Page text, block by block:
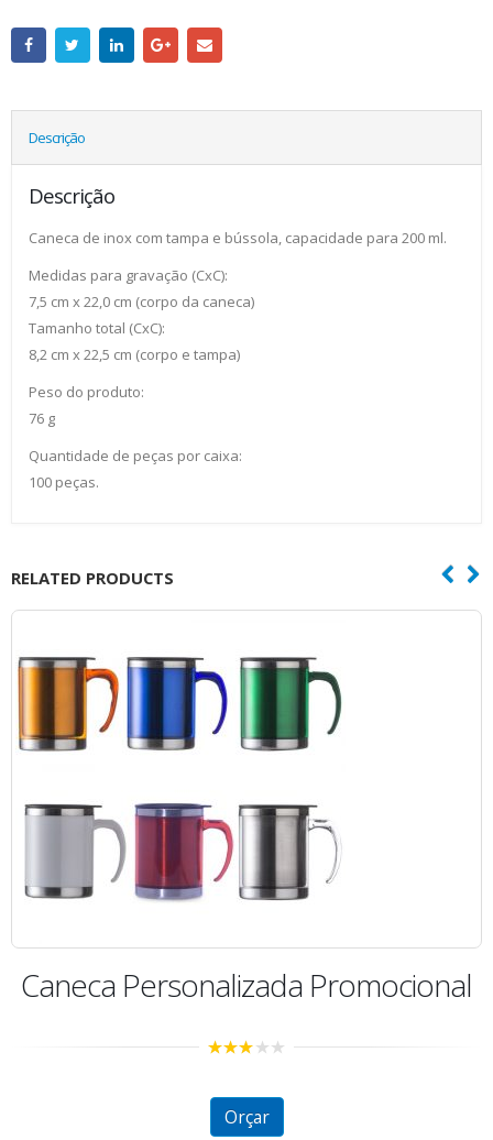
Descrição
Descrição
Caneca de inox com tampa e bússola, capacidade para 200 ml.
Medidas para gravação (CxC):
7,5 cm x 22,0 cm (corpo da caneca)
Tamanho total (CxC):
8,2 cm x 22,5 cm (corpo e tampa)
Peso do produto:
76 g
Quantidade de peças por caixa:
100 peças.
RELATED PRODUCTS
Caneca 350ml Acrílico Porta Foto